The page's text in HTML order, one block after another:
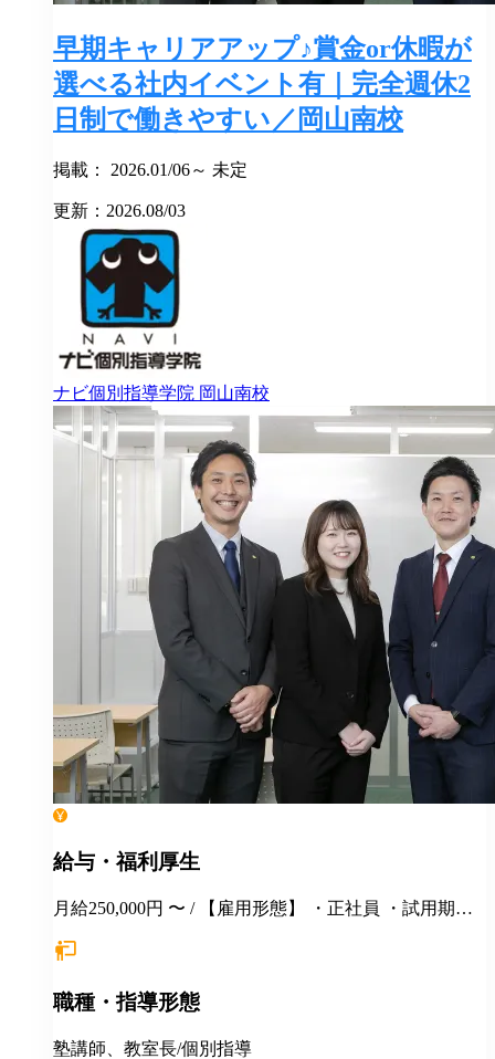
早期キャリアアップ♪賞金or休暇が
選べる社内イベント有｜完全週休2
日制で働きやすい／岡山南校
掲載： 2026.01/06～ 未定
更新：2026.08/03
ナビ個別指導学院 岡山南校
給与・福利厚生
月給250,000円 〜 / 【雇用形態】 ・正社員 ・試用期間6
経験・年齢等を考慮し、決定いたします。面接時にぜ
400万円（賞与、各種手当込み） ※上記は固定残業代
は、給与規定に基づき計算。 ※固定残業代は残業がな
職種・指導形態
塾講師、教室長/個別指導